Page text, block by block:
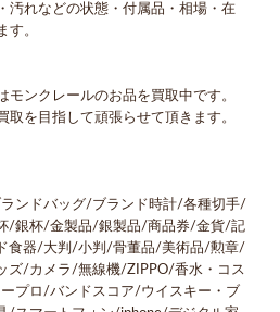
汚れなどの状態・付属品・相場・在
す。
モンクレールのお品を買取中です。
取を目指して頑張らせて頂きます。
ンドバッグ/ブランド時計/各種切手/
/銀杯/金製品/銀製品/商品券/金貨/記
食器/大判/小判/骨董品/美術品/勲章/
ズ/カメラ/無線機/ZIPPO/香水・コス
プロ/バンドスコア/ウイスキー・ブ